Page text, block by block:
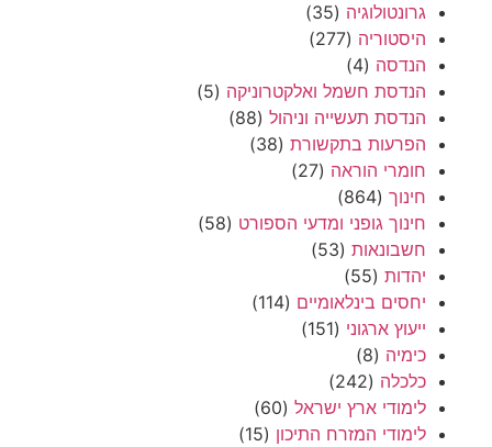
גרונטולוגיה (35)
היסטוריה (277)
הנדסה (4)
הנדסת חשמל ואלקטרוניקה (5)
הנדסת תעשייה וניהול (88)
הפרעות בתקשורת (38)
חומרי הוראה (27)
חינוך (864)
חינוך גופני ומדעי הספורט (58)
חשבונאות (53)
יהדות (55)
יחסים בינלאומיים (114)
ייעוץ ארגוני (151)
כימיה (8)
כלכלה (242)
לימודי ארץ ישראל (60)
לימודי המזרח התיכון (15)